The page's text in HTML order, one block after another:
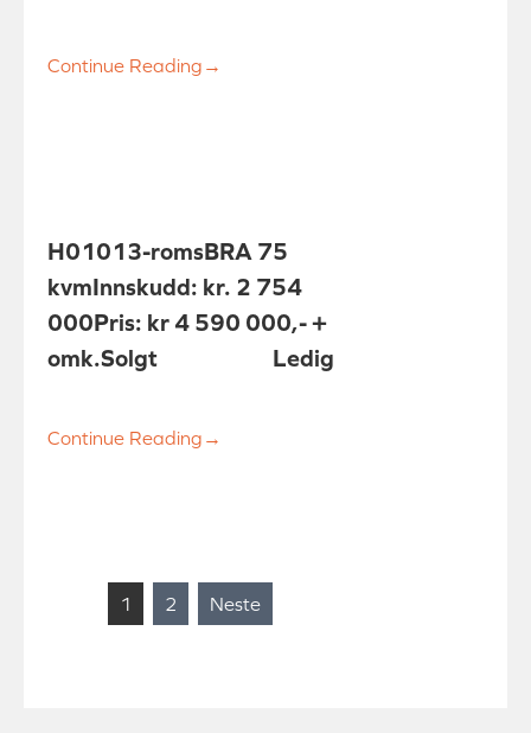
Continue Reading →
H01013-romsBRA 75
kvmInnskudd: kr. 2 754
000Pris: kr 4 590 000,- +
omk.
Ledig
Solgt
Continue Reading →
Sidepaginering
1 2 Neste